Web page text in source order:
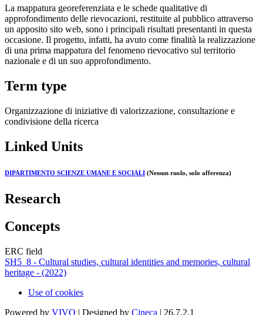
La mappatura georeferenziata e le schede qualitative di
approfondimento delle rievocazioni, restituite al pubblico attraverso
un apposito sito web, sono i principali risultati presentanti in questa
occasione. Il progetto, infatti, ha avuto come finalità la realizzazione
di una prima mappatura del fenomeno rievocativo sul territorio
nazionale e di un suo approfondimento.
Term type
Organizzazione di iniziative di valorizzazione, consultazione e
condivisione della ricerca
Linked Units
DIPARTIMENTO SCIENZE UMANE E SOCIALI (Nessun ruolo, solo afferenza)
Research
Concepts
ERC field
SH5_8 - Cultural studies, cultural identities and memories, cultural
heritage - (2022)
Use of cookies
Powered by VIVO | Designed by Cineca | 26.7.2.1